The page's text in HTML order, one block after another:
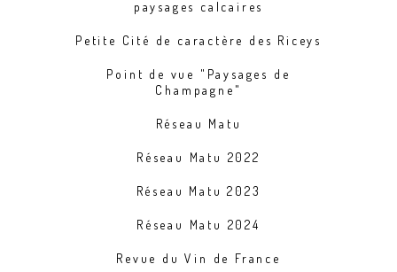
paysages calcaires
Petite Cité de caractère des Riceys
Point de vue "Paysages de
Champagne"
Réseau Matu
Réseau Matu 2022
Réseau Matu 2023
Réseau Matu 2024
Revue du Vin de France